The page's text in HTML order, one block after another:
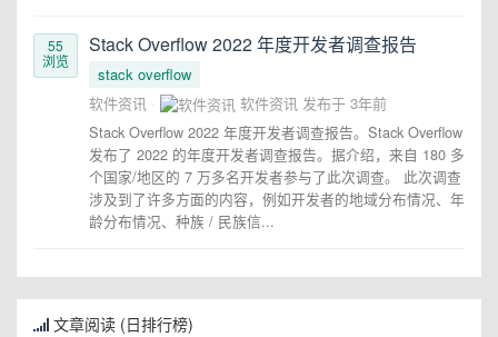
55
浏览
Stack Overflow 2022 年度开发者调查报告
stack overflow
软件资讯
软件资讯 发布于 3年前
Stack Overflow 2022 年度开发者调查报告。Stack Overflow
发布了 2022 的年度开发者调查报告。据介绍，来自 180 多
个国家/地区的 7 万多名开发者参与了此次调查。 此次调查
涉及到了许多方面的内容，例如开发者的地域分布情况、年
龄分布情况、种族 / 民族信...
文章阅读 (日排行榜)